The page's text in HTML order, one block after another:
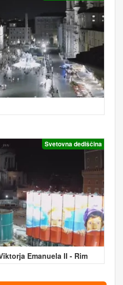
Svetovna dediščina
Emanuela II - Rim